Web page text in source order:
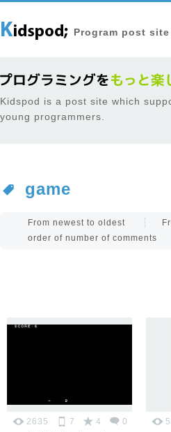
Program post
Kidspod is a post site which
young programmers.
game
From newest to oldest
order of number of comments
2635 7 4 0